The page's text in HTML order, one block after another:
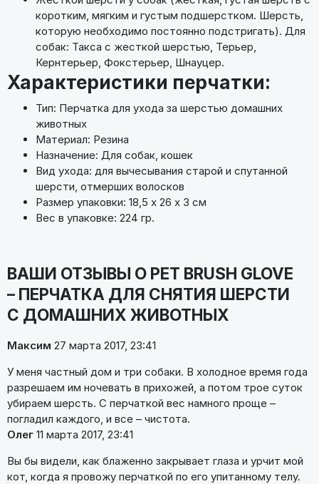
коротким, мягким и густым подшерстком. Шерсть,
которую необходимо постоянно подстригать). Для
собак: Такса с жесткой шерстью, Терьер,
Кернтерьер, Фокстерьер, Шнауцер.
Характеристики перчатки:
Тип: Перчатка для ухода за шерстью домашних
животных
Материал: Резина
Назначение: Для собак, кошек
Вид ухода: для вычесывания старой и спутанной
шерсти, отмерших волосков
Размер упаковки: 18,5 х 26 х 3 см
Вес в упаковке: 224 гр.
ВАШИ ОТЗЫВЫ О PET BRUSH GLOVE
– ПЕРЧАТКА ДЛЯ СНЯТИЯ ШЕРСТИ
С ДОМАШНИХ ЖИВОТНЫХ
Максим 27 марта 2017, 23:41
У меня частный дом и три собаки. В холодное время года
разрешаем им ночевать в прихожей, а потом трое суток
убираем шерсть. С перчаткой вес намного проще –
погладил каждого, и все – чистота.
Олег 11 марта 2017, 23:41
Вы бы видели, как блаженно закрывает глаза и урчит мой
кот, когда я провожу перчаткой по его упитанному телу.